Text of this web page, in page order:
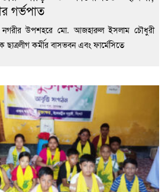
গর্ভপাত
নগরীর উপশহরে মো. আজহারুল ইসলাম চৌধুরী
কর্মীর বাসভবন এবং ফার্মেসিতে